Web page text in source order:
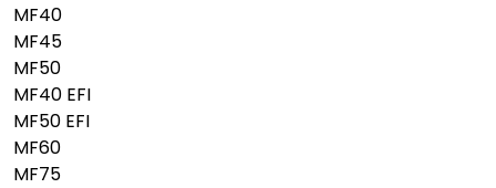
MF40
MF45
MF50
MF40 EFI
MF50 EFI
MF60
MF75